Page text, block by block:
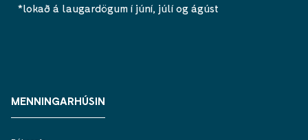
*lokað á laugardögum í júní, júlí og ágúst
MENNINGARHÚSIN